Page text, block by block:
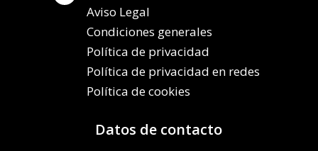
Aviso Legal
Condiciones generales
Política de privacidad
Política de privacidad en redes
Política de cookies
Datos de contacto